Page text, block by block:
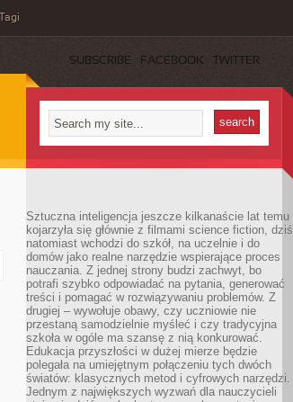
Tagi
SUBSCRIBE FACEBOOK TWITTER
Sztuczna inteligencja jeszcze kilkanaście lat temu
kojarzyła się głównie z filmami science fiction, dziś
natomiast wchodzi do szkół, na uczelnie i do
domów jako realne narzędzie wspierające proces
nauczania. Z jednej strony budzi zachwyt, bo
potrafi szybko odpowiadać na pytania, generować
treści i pomagać w rozwiązywaniu problemów. Z
drugiej – wywołuje obawy, czy uczniowie nie
przestaną samodzielnie myśleć i czy tradycyjna
szkoła w ogóle ma szansę z nią konkurować.
Edukacja przyszłości w dużej mierze będzie
polegała na umiejętnym połączeniu tych dwóch
światów: klasycznych metod i cyfrowych narzędzi.
Jednym z największych wyzwań dla nauczycieli